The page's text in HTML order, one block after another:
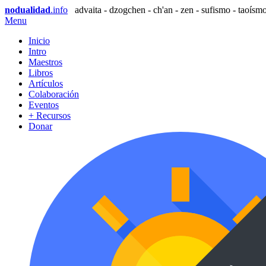
nodualidad.info
advaita - dzogchen - ch'an - zen - sufismo -
Menu
Inicio
Intro
Maestros
Libros
Artículos
Colaboración
Eventos
+ Recursos
Donar